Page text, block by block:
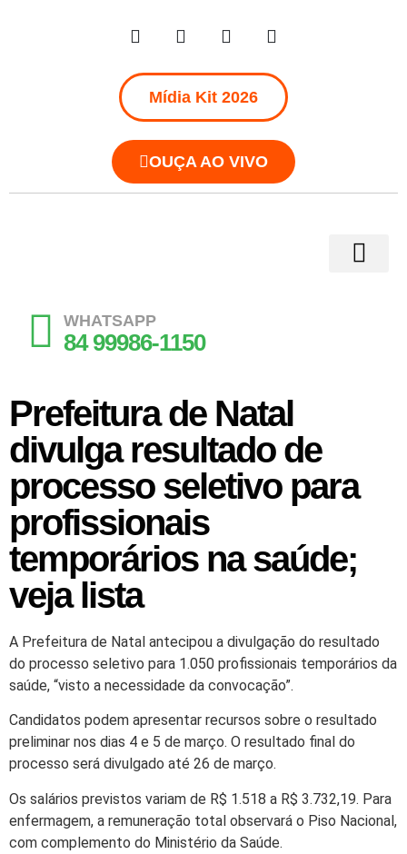
Mídia Kit 2026
OUÇA AO VIVO
WHATSAPP
84 99986-1150
Prefeitura de Natal
divulga resultado de
processo seletivo para
profissionais
temporários na saúde;
veja lista
A Prefeitura de Natal antecipou a divulgação do resultado
do processo seletivo para 1.050 profissionais temporários da
saúde, “visto a necessidade da convocação”.
Candidatos podem apresentar recursos sobre o resultado
preliminar nos dias 4 e 5 de março. O resultado final do
processo será divulgado até 26 de março.
Os salários previstos variam de R$ 1.518 a R$ 3.732,19. Para
enfermagem, a remuneração total observará o Piso Nacional,
com complemento do Ministério da Saúde.